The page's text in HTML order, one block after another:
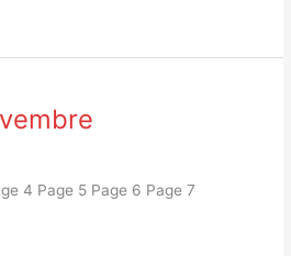
4 Page 5 Page 6 Page 7